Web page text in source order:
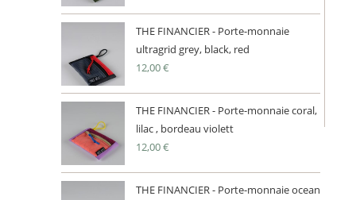
THE FINANCIER - Porte-monnaie
ultragrid grey, black, red
12,00€
THE FINANCIER - Porte-monnaie coral,
lilac , bordeau violett
12,00€
THE FINANCIER - Porte-monnaie ocean